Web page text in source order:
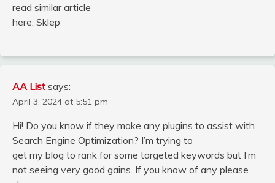
read similar article
here: Sklep
AA List says:
April 3, 2024 at 5:51 pm
Hi! Do you know if they make any plugins to assist with
Search Engine Optimization? I’m trying to
get my blog to rank for some targeted keywords but I’m
not seeing very good gains. If you know of any please